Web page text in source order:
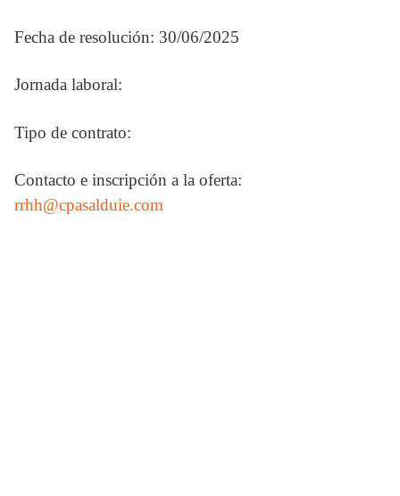
Fecha de resolución: 30/06/2025
Jornada laboral:
Tipo de contrato:
Contacto e inscripción a la oferta:
rrhh@cpasalduie.com